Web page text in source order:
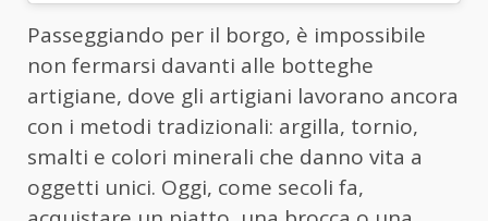
Passeggiando per il borgo, è impossibile
non fermarsi davanti alle botteghe
artigiane, dove gli artigiani lavorano ancora
con i metodi tradizionali: argilla, tornio,
smalti e colori minerali che danno vita a
oggetti unici. Oggi, come secoli fa,